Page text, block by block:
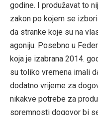
godine. I produžavat to
zakon po kojem se
da stranke koje su na
agoniju. Posebno u
koja je izabrana 2014.
su toliko vremena imali
dodatno vrijeme za
nikakve potrebe za
spremnosti dogovor bi